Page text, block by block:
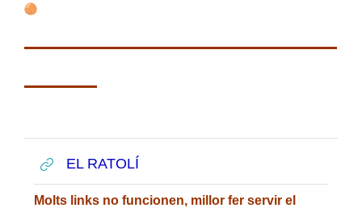
EL RATOLÍ
Molts links no funcionen, millor fer servir el